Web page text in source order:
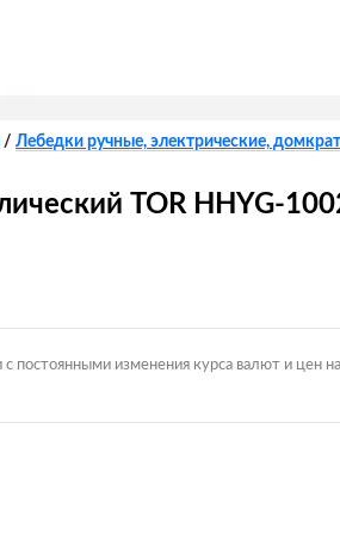
/ Лебедки ручные, электрические,
TOR HHYG-
постоянными изменения курса валют и цен